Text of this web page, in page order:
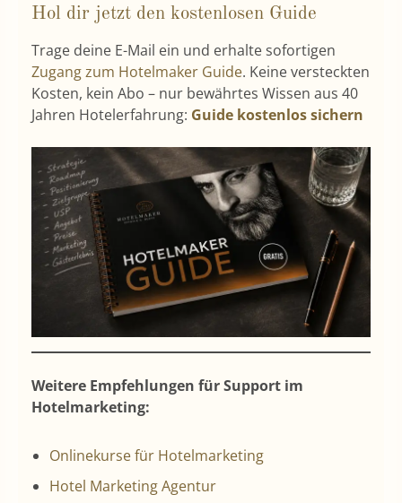
Hol dir jetzt den kostenlosen Guide
Trage deine E-Mail ein und erhalte sofortigen
Zugang zum Hotelmaker Guide. Keine versteckten
Kosten, kein Abo – nur bewährtes Wissen aus 40
Jahren Hotelerfahrung: Guide kostenlos sichern
Weitere Empfehlungen für Support im
Hotelmarketing:
Onlinekurse für Hotelmarketing
Hotel Marketing Agentur